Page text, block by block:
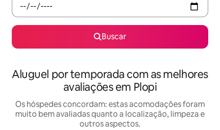
Buscar
Aluguel por temporada com as melhores
avaliações em Plopi
Os hóspedes concordam: estas acomodações foram
muito bem avaliadas quanto a localização, limpeza e
outros aspectos.